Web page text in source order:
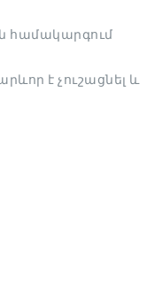
համակարգում
է չուշացնել և